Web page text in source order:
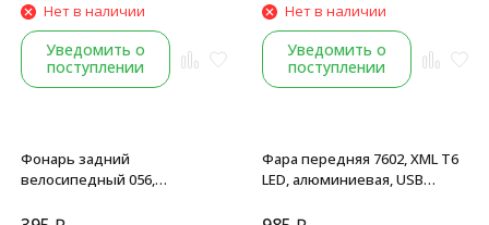
Нет в наличии
Уведомить о
поступлении
герметичный корпус,
блистер
Нет в наличии
Уведомить о
поступлении
Фонарь задний
велосипедный 056,
кабель, LED 50 Lumens, 4 реж.
Фара передняя 7602, XML T6
LED, алюминиевая, USB
аккумулятор, регулируемый